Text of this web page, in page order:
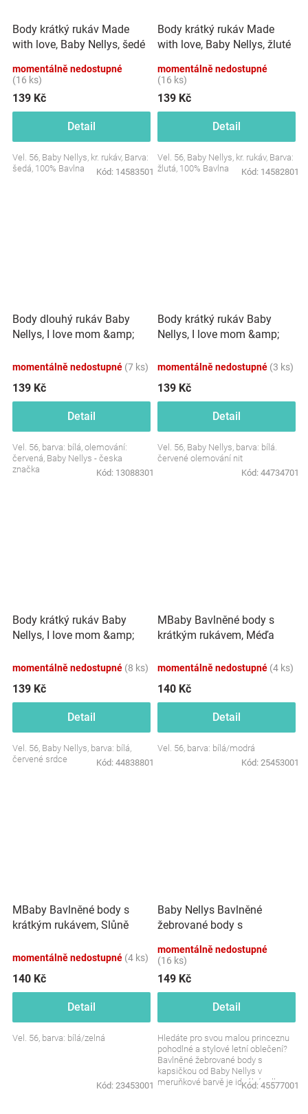
Body krátký rukáv Made
with love, Baby Nellys, šedé
momentálně nedostupné
(16 ks)
139 Kč
Detail
Vel. 56, Baby Nellys, kr. rukáv, Barva:
šedá, 100% Bavlna
Kód: 14583501
Body krátký rukáv Made
with love, Baby Nellys, žluté
momentálně nedostupné
(16 ks)
139 Kč
Detail
Vel. 56, Baby Nellys, kr. rukáv, Barva:
žlutá, 100% Bavlna
Kód: 14582801
Body dlouhý rukáv Baby
Nellys, I love mom &amp;
momentálně nedostupné (7 ks)
139 Kč
Detail
Vel. 56, barva: bílá, olemování:
červená, Baby Nellys - česka
značka
Kód: 13088301
Body krátký rukáv Baby
Nellys, I love mom &amp;
momentálně nedostupné (3 ks)
139 Kč
Detail
Vel. 56, Baby Nellys, barva: bílá.
červené olemování nit
Kód: 44734701
Body krátký rukáv Baby
Nellys, I love mom &amp;
momentálně nedostupné (8 ks)
139 Kč
Detail
Vel. 56, Baby Nellys, barva: bílá,
červené srdce
Kód: 44838801
MBaby Bavlněné body s
krátkým rukávem, Méďa
momentálně nedostupné (4 ks)
140 Kč
Detail
Vel. 56, barva: bílá/modrá
Kód: 25453001
MBaby Bavlněné body s
krátkým rukávem, Slůně
momentálně nedostupné (4 ks)
140 Kč
Detail
Vel. 56, barva: bílá/zelná
Kód: 23453001
Baby Nellys Bavlněné
žebrované body s
Summer Boy - meruňkové
momentálně nedostupné
(16 ks)
149 Kč
Detail
Hledáte pro svou malou princeznu
pohodlné a stylové letní oblečení?
Bavlněné žebrované body s
kapsičkou od Baby Nellys v
meruňkové barvě je ideální volbou.
Kód: 45577001